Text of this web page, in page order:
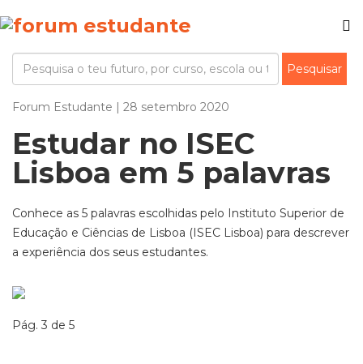
Forum Estudante | 28 setembro 2020
Estudar no ISEC
Lisboa em 5 palavras
Conhece as 5 palavras escolhidas pelo Instituto Superior de
Educação e Ciências de Lisboa (ISEC Lisboa) para descrever
a experiência dos seus estudantes.
Pág. 3 de 5